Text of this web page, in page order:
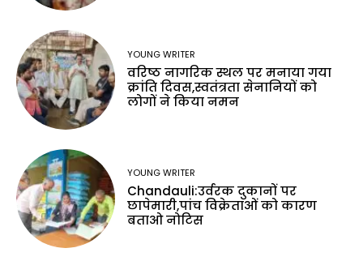
YOUNG WRITER
वरिष्ठ नागरिक स्थल पर मनाया गया
क्रांति दिवस,स्वतंत्रता सेनानियों को
लोगों ने किया नमन
YOUNG WRITER
Chandauli:उर्वरक दुकानों पर
छापेमारी,पांच विक्रेताओं को कारण
बताओ नोटिस